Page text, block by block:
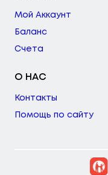
Мой Аккаунт
Баланс
Счета
О НАС
Контакты
Помощь по сайту